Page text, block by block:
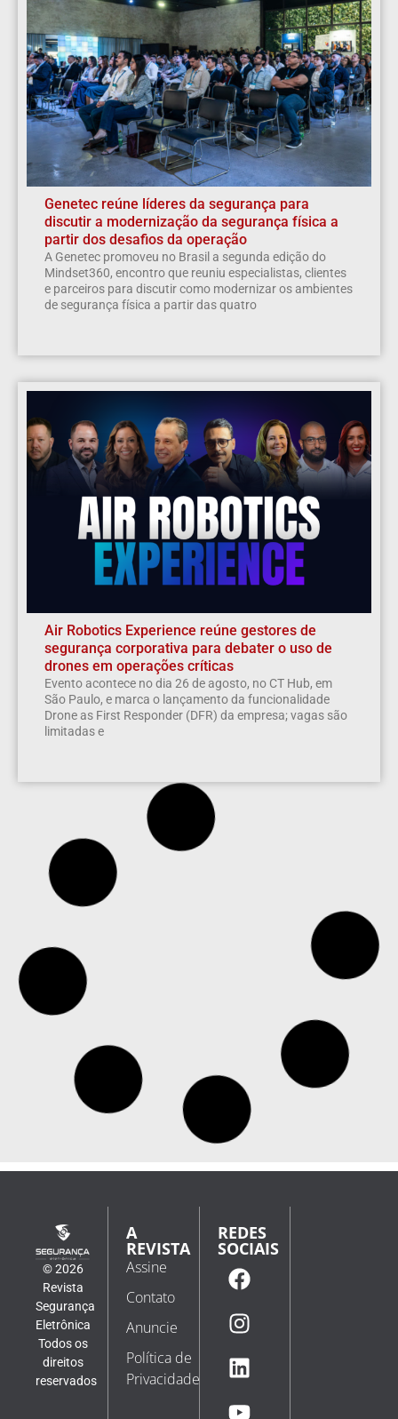
Genetec reúne líderes da segurança para
discutir a modernização da segurança física a
partir dos desafios da operação
A Genetec promoveu no Brasil a segunda edição do
Mindset360, encontro que reuniu especialistas, clientes
e parceiros para discutir como modernizar os ambientes
de segurança física a partir das quatro
Air Robotics Experience reúne gestores de
segurança corporativa para debater o uso de
drones em operações críticas
Evento acontece no dia 26 de agosto, no CT Hub, em
São Paulo, e marca o lançamento da funcionalidade
Drone as First Responder (DFR) da empresa; vagas são
limitadas e
© 2026
Revista
Segurança
Eletrônica
Todos os
direitos
reservados
A
REVISTA
Assine
Contato
Anuncie
Política de
Privacidade
REDES
SOCIAIS